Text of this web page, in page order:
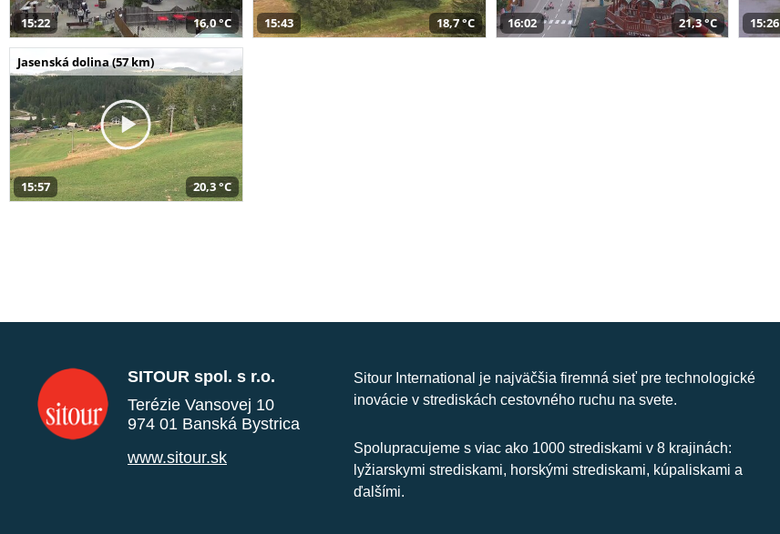
15:22 16,0 °C 15:43 18,7 °C 16:02 21,3 °C 15:26
Jasenská dolina (57 km)
15:57 20,3 °C
SITOUR spol. s r.o.
Terézie Vansovej 10
974 01 Banská Bystrica
www.sitour.sk
Sitour International je najväčšia firemná sieť pre technologické
inovácie v strediskách cestovného ruchu na svete.
Spolupracujeme s viac ako 1000 strediskami v 8 krajinách:
lyžiarskymi strediskami, horskými strediskami, kúpaliskami a
ďalšími.